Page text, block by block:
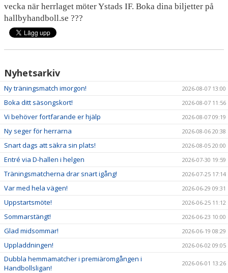
vecka när herrlaget möter Ystads IF. Boka dina biljetter på
hallbyhandboll.se ???
Nyhetsarkiv
Ny träningsmatch imorgon! 2026-08-07 13:00
Boka ditt säsongskort! 2026-08-07 11:56
Vi behöver fortfarande er hjälp 2026-08-07 09:19
Ny seger för herrarna 2026-08-06 20:38
Snart dags att säkra sin plats! 2026-08-05 20:00
Entré via D-hallen i helgen 2026-07-30 19:59
Träningsmatcherna drar snart igång! 2026-07-25 17:14
Var med hela vägen! 2026-06-29 09:31
Uppstartsmöte! 2026-06-25 11:12
Sommarstängt! 2026-06-23 10:00
Glad midsommar! 2026-06-19 08:29
Uppladdningen! 2026-06-02 09:05
Dubbla hemmamatcher i premiäromgången i
Handbollsligan!
2026-06-01 13:26